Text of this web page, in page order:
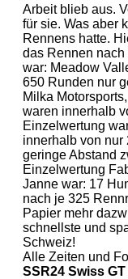
Arbeit blieb aus.
für sie. Was aber
Rennens hatte.
das Rennen
war: Meadow
650 Runden nur
Milka
waren innerhalb
Einzelwertung
innerhalb von nur
geringe Abstand
Einzelwertung
Janne war: 17
nach je 325
Papier mehr
schnellste und
Schweiz!
Alle Zeiten und
SSR24 Swiss